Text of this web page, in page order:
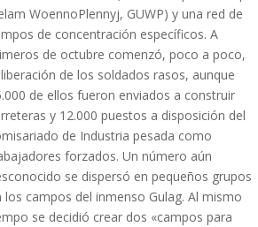
WoennoPlennyj, GUWP) y una red de
de concentración específicos. A
de octubre comenzó, poco a poco,
de los soldados rasos, aunque
de ellos fueron enviados a construir
y 12.000 puestos a disposición del
de Industria pesada como
forzados. Un número aún
se dispersó en pequeños grupos
los campos del inmenso Gulag. Al mismo
se decidió crear dos «campos para